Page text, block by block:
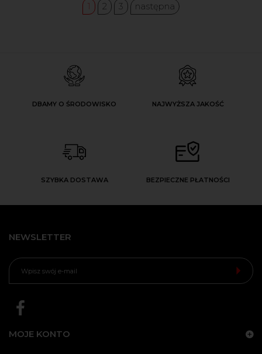
1 2 3 następna
DBAMY O ŚRODOWISKO NAJWYŻSZA JAKOŚĆ
SZYBKA DOSTAWA BEZPIECZNE PŁATNOŚCI
NEWSLETTER
MOJE KONTO